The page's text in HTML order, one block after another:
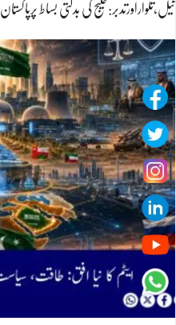
تیل،تلواراورتدبر:خلیج کی بدلتی بساط پرپاکستان